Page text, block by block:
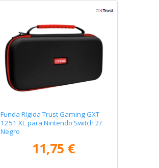
Funda Rígida Trust Gaming GXT
1251 XL para Nintendo Switch 2/
Negro
11,75 €